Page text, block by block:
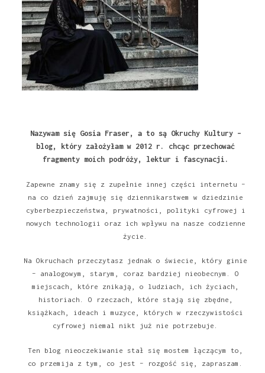
Nazywam się Gosia Fraser, a to są Okruchy Kultury –
blog, który założyłam w 2012 r. chcąc przechować
fragmenty moich podróży, lektur i fascynacji.
Zapewne znamy się z zupełnie innej części internetu –
na co dzień zajmuję się dziennikarstwem w dziedzinie
cyberbezpieczeństwa, prywatności, polityki cyfrowej i
nowych technologii oraz ich wpływu na nasze codzienne
życie.
Na Okruchach przeczytasz jednak o świecie, który ginie
– analogowym, starym, coraz bardziej nieobecnym. O
miejscach, które znikają, o ludziach, ich życiach,
historiach. O rzeczach, które stają się zbędne,
książkach, ideach i muzyce, których w rzeczywistości
cyfrowej niemal nikt już nie potrzebuje.
Ten blog nieoczekiwanie stał się mostem łączącym to,
co przemija z tym, co jest – rozgość się, zapraszam.